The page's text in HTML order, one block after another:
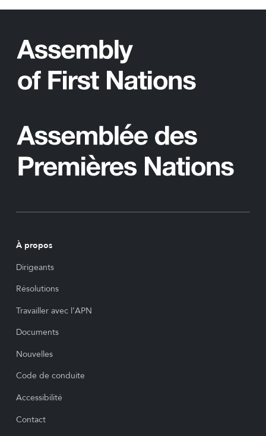
À propos
Dirigeants
Résolutions
Travailler avec l’APN
Documents
Nouvelles
Code de conduite
Accessibilité
Contact